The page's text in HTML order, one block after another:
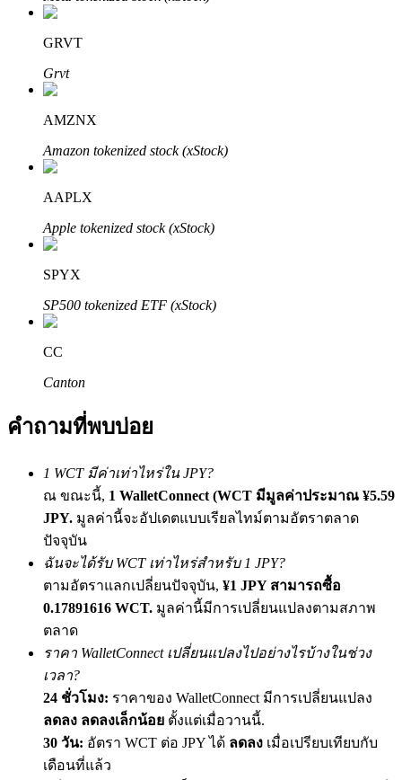
พันธมิตร Bitrue
มากถึง 65% คอมมิชชั่น!
การแนะนำ
เชิญเพื่อนเพื่อรับรางวัลเงินสด
BTC Welcome Rewards
Deposit & Trade BTC to Share 25000 USDT prize pool!
Deposit CASHCAT & Win
GRVT
Grvt
AMZNX
Amazon tokenized stock (xStock)
AAPLX
Apple tokenized stock (xStock)
SPYX
SP500 tokenized ETF (xStock)
CC
Canton
คำถามที่พบบ่อย
1 WCT มีค่าเท่าไหร่ใน JPY?
ณ ขณะนี้, 1 WalletConnect (WCT มีมูลค่าประมาณ ¥5.59
JPY. มูลค่านี้จะอัปเดตแบบเรียลไทม์ตามอัตราตลาด
ปัจจุบัน
ฉันจะได้รับ WCT เท่าไหร่สำหรับ 1 JPY?
ตามอัตราแลกเปลี่ยนปัจจุบัน, ¥1 JPY สามารถซื้อ
0.17891616 WCT. มูลค่านี้มีการเปลี่ยนแปลงตามสภาพ
ตลาด
ราคา WalletConnect เปลี่ยนแปลงไปอย่างไรบ้างในช่วง
เวลา?
24 ชั่วโมง: ราคาของ WalletConnect มีการเปลี่ยนแปลง
ลดลง ลดลงเล็กน้อย ตั้งแต่เมื่อวานนี้.
30 วัน: อัตรา WCT ต่อ JPY ได้ ลดลง เมื่อเปรียบเทียบกับ
เดือนที่แล้ว